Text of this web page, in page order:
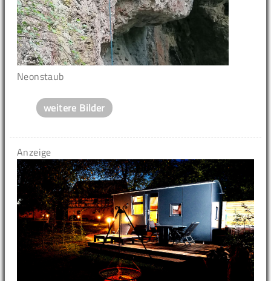
Neonstaub
weitere Bilder
Anzeige